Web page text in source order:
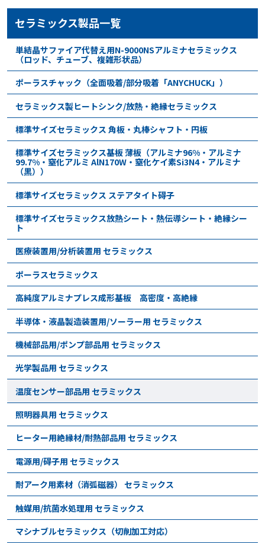
セラミックス製品一覧
単結晶サファイア代替え用N-9000NSアルミナセラミックス
（ロッド、チューブ、複雑形状品）
ポーラスチャック（全面吸着/部分吸着「ANYCHUCK」）
セラミックス製ヒートシンク/放熱・絶縁セラミックス
標準サイズセラミックス 角板・丸棒シャフト・円板
標準サイズセラミックス基板 薄板（アルミナ96%・アルミナ
99.7%・窒化アルミ AlN170W・窒化ケイ素Si3N4・アルミナ
（黒））
標準サイズセラミックス ステアタイト碍子
標準サイズセラミックス放熱シート・熱伝導シート・絶縁シー
ト
医療装置用/分析装置用 セラミックス
ポーラスセラミックス
高純度アルミナプレス成形基板 高密度・高絶縁
半導体・液晶製造装置用/ソーラー用 セラミックス
機械部品用/ポンプ部品用 セラミックス
光学製品用 セラミックス
温度センサー部品用 セラミックス
照明器具用 セラミックス
ヒーター用絶縁材/耐熱部品用 セラミックス
電源用/碍子用 セラミックス
耐アーク用素材（消弧磁器） セラミックス
触媒用/抗菌水処理用 セラミックス
マシナブルセラミックス（切削加工対応）